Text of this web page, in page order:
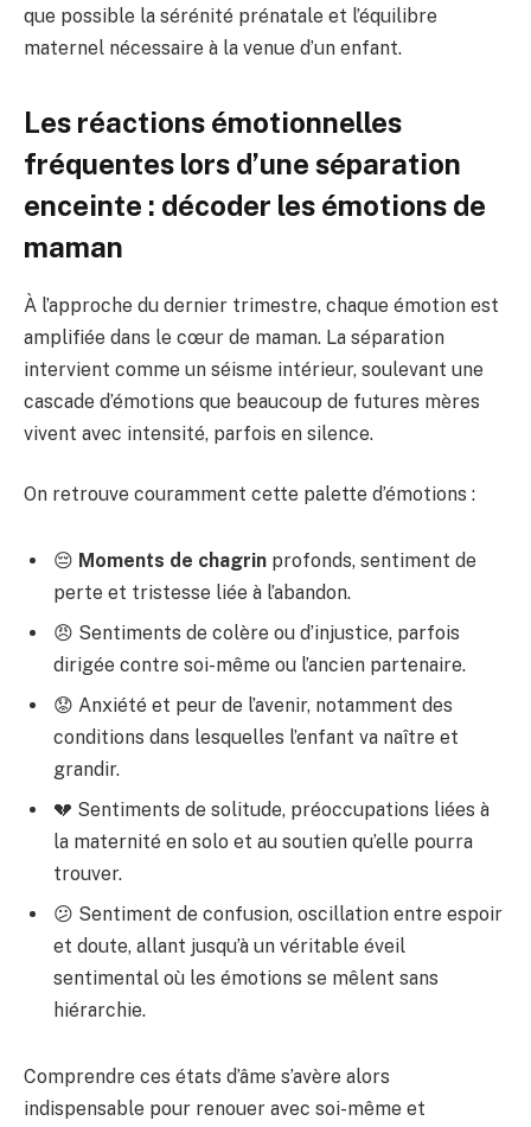
que possible la sérénité prénatale et l’équilibre
maternel nécessaire à la venue d’un enfant.
Les réactions émotionnelles
fréquentes lors d’une séparation
enceinte : décoder les émotions de
maman
À l’approche du dernier trimestre, chaque émotion est
amplifiée dans le cœur de maman. La séparation
intervient comme un séisme intérieur, soulevant une
cascade d’émotions que beaucoup de futures mères
vivent avec intensité, parfois en silence.
On retrouve couramment cette palette d’émotions :
😔 Moments de chagrin profonds, sentiment de
perte et tristesse liée à l’abandon.
😠 Sentiments de colère ou d’injustice, parfois
dirigée contre soi-même ou l’ancien partenaire.
😟 Anxiété et peur de l’avenir, notamment des
conditions dans lesquelles l’enfant va naître et
grandir.
💔 Sentiments de solitude, préoccupations liées à
la maternité en solo et au soutien qu’elle pourra
trouver.
😕 Sentiment de confusion, oscillation entre espoir
et doute, allant jusqu’à un véritable éveil
sentimental où les émotions se mêlent sans
hiérarchie.
Comprendre ces états d’âme s’avère alors
indispensable pour renouer avec soi-même et